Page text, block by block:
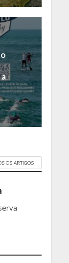
OS ARTIGOS